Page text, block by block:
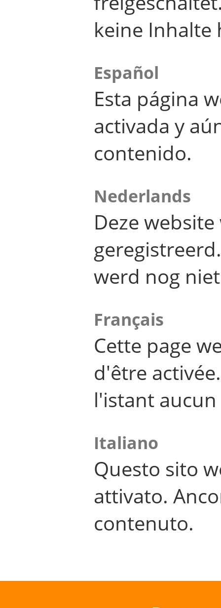
keine Inhalte
Español
Esta página
activada y
contenido.
Nederlands
Deze
werd nog
Français
Cette page
d'être
l'istant
Italiano
Questo sito
attivato.
contenuto.